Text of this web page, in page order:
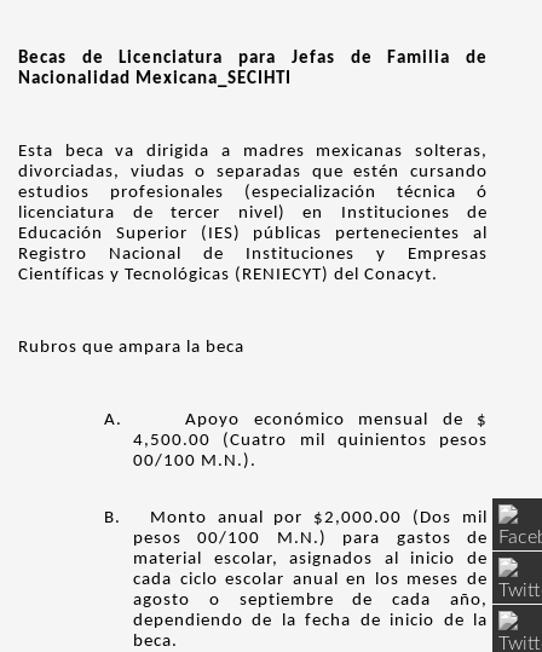
Becas de Licenciatura para Jefas de Familia de
Nacionalidad Mexicana_SECIHTI
Esta beca va dirigida a madres mexicanas solteras,
divorciadas, viudas o separadas que estén cursando
estudios profesionales (especialización técnica ó
licenciatura de tercer nivel) en Instituciones de
Educación Superior (IES) públicas pertenecientes al
Registro Nacional de Instituciones y Empresas
Científicas y Tecnológicas (RENIECYT) del Conacyt.
Rubros que ampara la beca
A.
Apoyo económico mensual de $
4,500.00 (Cuatro mil quinientos pesos
00/100 M.N.).
B.
Monto anual por $2,000.00 (Dos mil
pesos 00/100 M.N.) para gastos de
material escolar, asignados al inicio de
cada ciclo escolar anual en los meses de
agosto o septiembre de cada año,
dependiendo de la fecha de inicio de la
beca.